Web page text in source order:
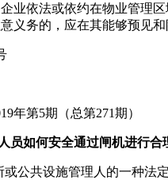
业依法或依约在物业管理
义务的，应在其能够预见
年第5期（总第271期）
员如何安全通过闸机进行
公共设施管理人的一种法